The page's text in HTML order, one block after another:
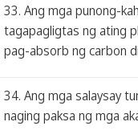
33. Ang mga punong-
tagapagligtas ng ating
pag-absorb ng carbon
34. Ang mga salaysay
naging paksa ng mga